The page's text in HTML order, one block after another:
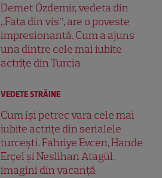
Demet Özdemir, vedeta din
„Fata din vis”, are o poveste
impresionantă. Cum a ajuns
una dintre cele mai iubite
actrițe din Turcia
VEDETE STRĂINE
Cum își petrec vara cele mai
iubite actrițe din serialele
turcești. Fahriye Evcen, Hande
Erçel și Neslihan Atagül,
imagini din vacanță